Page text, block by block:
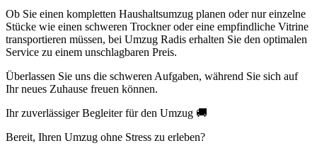
Ob Sie einen kompletten Haushaltsumzug planen oder nur einzelne
Stücke wie einen schweren Trockner oder eine empfindliche Vitrine
transportieren müssen, bei Umzug Radis erhalten Sie den optimalen
Service zu einem unschlagbaren Preis.
Überlassen Sie uns die schweren Aufgaben, während Sie sich auf
Ihr neues Zuhause freuen können.
Ihr zuverlässiger Begleiter für den Umzug 🚚
Bereit, Ihren Umzug ohne Stress zu erleben?